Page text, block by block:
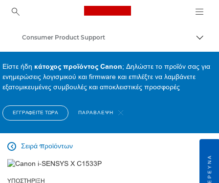
Canon Logo, back to
Consumer Product Support
Είστε ήδη κάτοχος προϊόντος Canon; Δηλώστε το προϊόν σας για
ενημερώσεις λογισμικού και firmware και επιλέξτε να λαμβάνετε
εξατομικευμένες συμβουλές και αποκλειστικές προσφορές
ΕΓΓΡΑΦΕΊΤΕ ΤΏΡΑ ΠΑΡΆΒΛΕΨΗ
Σειρά προϊόντων

ΥΠΟΣΤΉΡΙΞΗ ΈΡΕΥΝΑ